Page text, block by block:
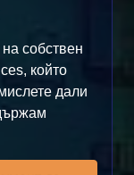
собствен
който
дали